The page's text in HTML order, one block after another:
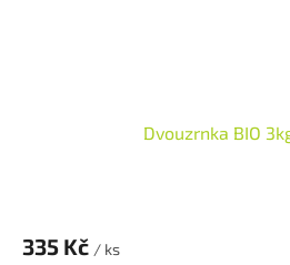
Dvouzrnka BIO
335 Kč / ks